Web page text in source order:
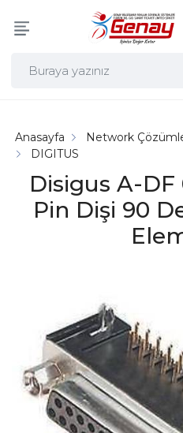
Disigus A-DF
Pin Dişi 90
Anasayfa Network
DIGITUS